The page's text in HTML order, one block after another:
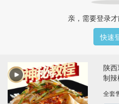
亲，需要登录
快速
陕
制
全套